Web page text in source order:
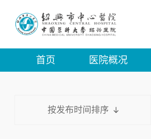
首页 医院概况
按发布时间排序